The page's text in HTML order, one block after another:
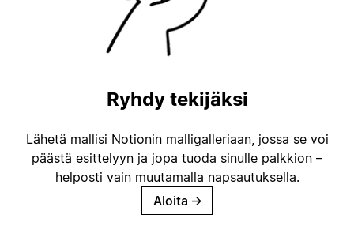
Ryhdy tekijäksi
Lähetä mallisi Notionin malligalleriaan, jossa se voi
päästä esittelyyn ja jopa tuoda sinulle palkkion –
helposti vain muutamalla napsautuksella.
Aloita →